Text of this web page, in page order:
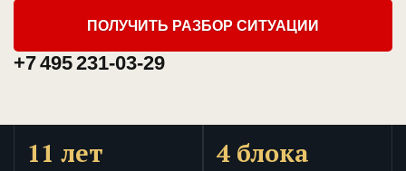
ПОЛУЧИТЬ РАЗБОР СИТУАЦИИ
+7 495 231-03-29
11 лет 4 блока